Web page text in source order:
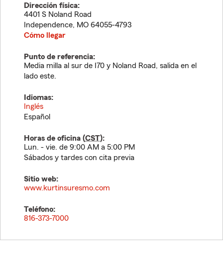
Dirección física:
4401 S Noland Road
Independence, MO 64055-4793
Cómo llegar
Punto de referencia:
Media milla al sur de I70 y Noland Road, salida en el
lado este.
Idiomas:
Inglés
Español
Horas de oficina (CST):
Lun. - vie. de 9:00 AM a 5:00 PM
Sábados y tardes con cita previa
Sitio web:
www.kurtinsuresmo.com
Teléfono:
816-373-7000